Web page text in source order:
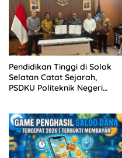
Pendidikan Tinggi di Solok
Selatan Catat Sejarah,
PSDKU Politeknik Negeri